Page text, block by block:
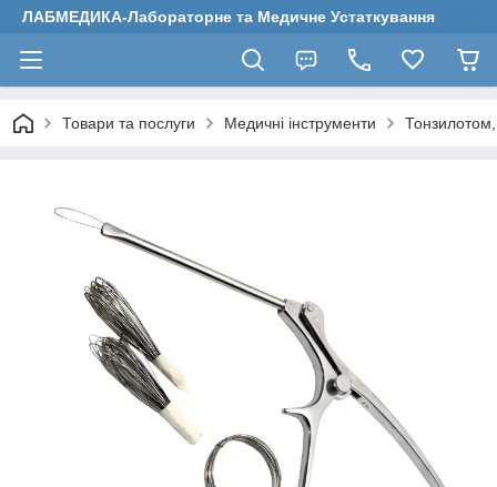
ЛАБМЕДИКА-Лабораторне та Медичне Устаткування
Товари та послуги Медичні інструменти